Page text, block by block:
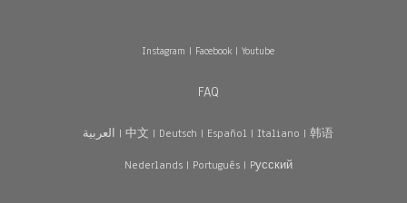
Instagram | Facebook| Youtube
FAQ
العربية | 中文 | Deutsch | Español | Italiano | 韩语
Nederlands| Português| Pусский